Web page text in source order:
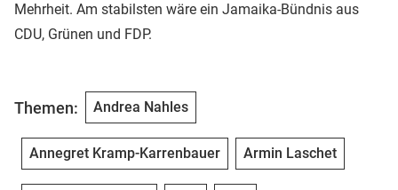
Mehrheit. Am stabilsten wäre ein Jamaika-Bündnis aus
CDU, Grünen und FDP.
Themen: Andrea Nahles
Annegret Kramp-Karrenbauer Armin Laschet